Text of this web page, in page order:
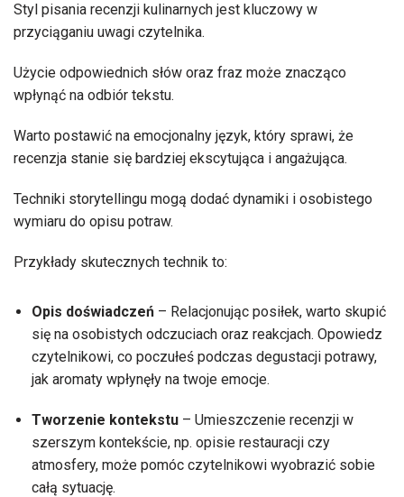
Styl pisania recenzji kulinarnych jest kluczowy w
przyciąganiu uwagi czytelnika.
Użycie odpowiednich słów oraz fraz może znacząco
wpłynąć na odbiór tekstu.
Warto postawić na emocjonalny język, który sprawi, że
recenzja stanie się bardziej ekscytująca i angażująca.
Techniki storytellingu mogą dodać dynamiki i osobistego
wymiaru do opisu potraw.
Przykłady skutecznych technik to:
Opis doświadczeń – Relacjonując posiłek, warto skupić
się na osobistych odczuciach oraz reakcjach. Opowiedz
czytelnikowi, co poczułeś podczas degustacji potrawy,
jak aromaty wpłynęły na twoje emocje.
Tworzenie kontekstu – Umieszczenie recenzji w
szerszym kontekście, np. opisie restauracji czy
atmosfery, może pomóc czytelnikowi wyobrazić sobie
całą sytuację.